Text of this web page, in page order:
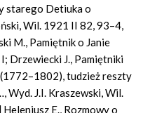
starego Detiuka o
Wil. 1921 II 82, 93–4,
M., Pamiętnik o Janie
Drzewiecki J., Pamiętniki
tudzież reszty
J.I. Kraszewski, Wil.
E., Rozmowy o